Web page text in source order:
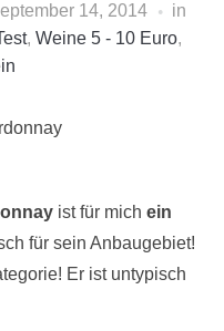
14, 2014
in
, Weine 5 - 10 Euro,
ist für mich ein
für sein Anbaugebiet!
Er ist untypisch